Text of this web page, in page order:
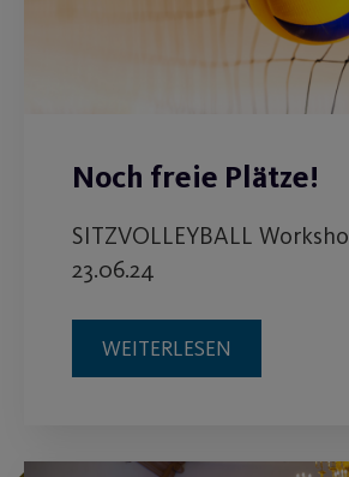
Noch freie Plätze!
SITZVOLLEYBALL
23.06.24
WEITERLESEN